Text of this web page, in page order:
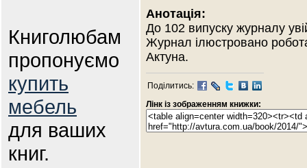
Книголюбам
пропонуємо
купить
мебель
для ваших
книг.
Анотація:
До 102 випуску журналу
Журнал ілюстровано
Актуна.
Поділитись:
Лінк із зображенням книжки: